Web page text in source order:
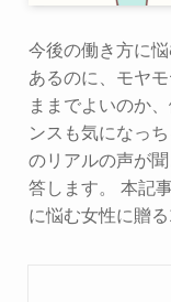
今後の働き方に
あるのに、モヤ
ままでよいのか
ンスも気になっ
のリアルの声が
答します。 本記
に悩む女性に贈